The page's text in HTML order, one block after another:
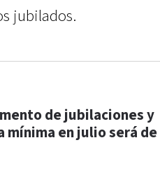
jubilados.
de jubilaciones y
mínima en julio será de